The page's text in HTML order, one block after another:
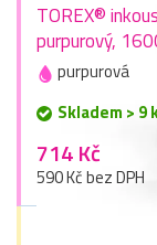
TOREX®
purpurový,
purpurová
Skladem > 9
714 Kč
590 Kč bez DPH